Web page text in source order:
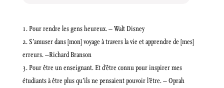
Pour rendre les gens heureux. – Walt Disney
S’amuser dans [mon] voyage à travers la vie et apprendre de [mes]
erreurs. –Richard Branson
Pour être un enseignant. Et d’être connu pour inspirer mes
étudiants à être plus qu’ils ne pensaient pouvoir l’être. – Oprah